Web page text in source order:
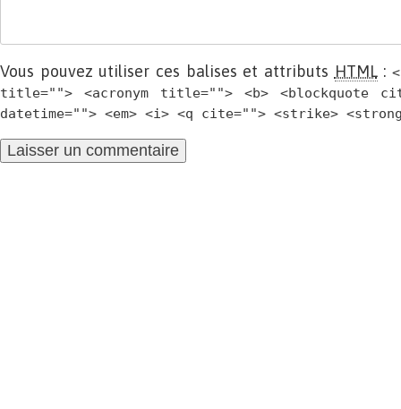
Vous pouvez utiliser ces balises et attributs HTML:
title=""> <acronym title=""> <b> <blockquote
datetime=""> <em> <i> <q cite=""> <strike>